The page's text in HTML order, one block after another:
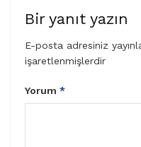
Bir yanıt yazın
E-posta adresiniz
işaretlenmişlerdir
Yorum *